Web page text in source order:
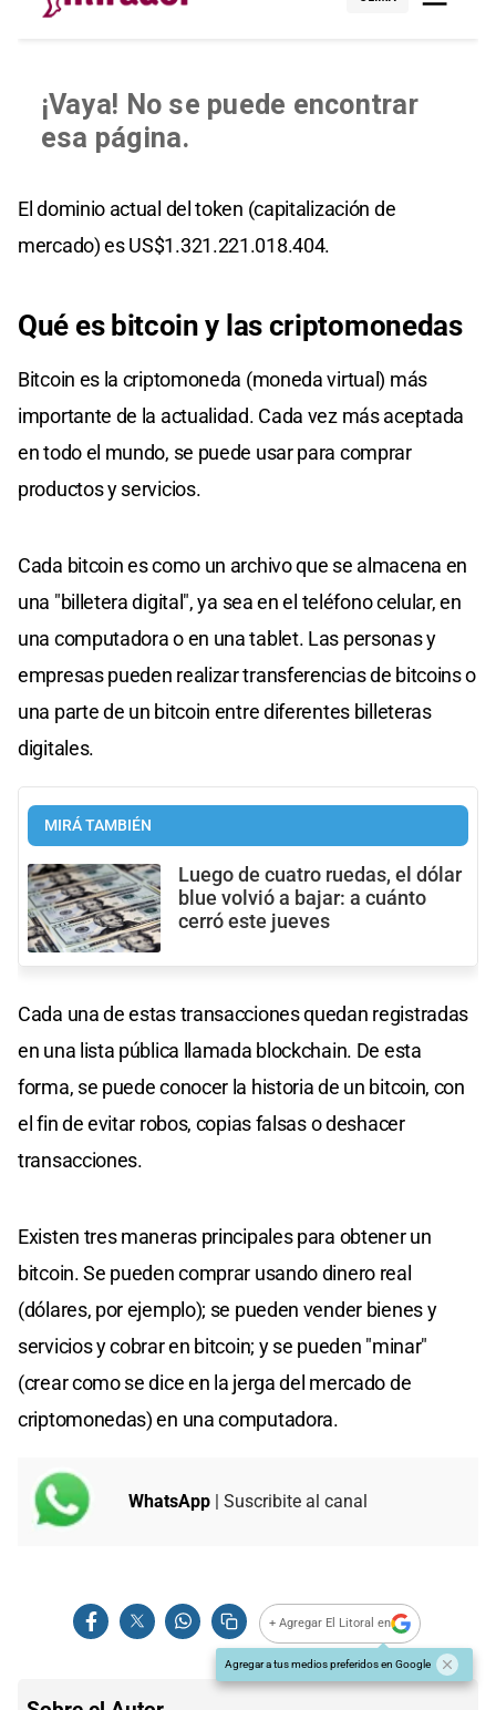
El dominio actual del token (capitalización de
mercado) es US$1.321.221.018.404.
Qué es bitcoin y las criptomonedas
Bitcoin es la criptomoneda (moneda virtual) más
importante de la actualidad. Cada vez más aceptada
en todo el mundo, se puede usar para comprar
productos y servicios.
Cada bitcoin es como un archivo que se almacena en
una "billetera digital", ya sea en el teléfono celular, en
una computadora o en una tablet. Las personas y
empresas pueden realizar transferencias de bitcoins o
una parte de un bitcoin entre diferentes billeteras
digitales.
MIRÁ TAMBIÉN
Luego de cuatro ruedas, el dólar
blue volvió a bajar: a cuánto
cerró este jueves
Cada una de estas transacciones quedan registradas
en una lista pública llamada blockchain. De esta
forma, se puede conocer la historia de un bitcoin, con
el fin de evitar robos, copias falsas o deshacer
transacciones.
Existen tres maneras principales para obtener un
bitcoin. Se pueden comprar usando dinero real
(dólares, por ejemplo); se pueden vender bienes y
servicios y cobrar en bitcoin; y se pueden "minar"
(crear como se dice en la jerga del mercado de
criptomonedas) en una computadora.
WhatsApp | Suscribite al canal
+ Agregar El Litoral en
Agregar a tus medios preferidos en Google